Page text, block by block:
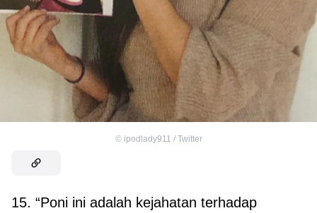
© ipodlady911 / Twitter
15. “Poni ini adalah kejahatan terhadap